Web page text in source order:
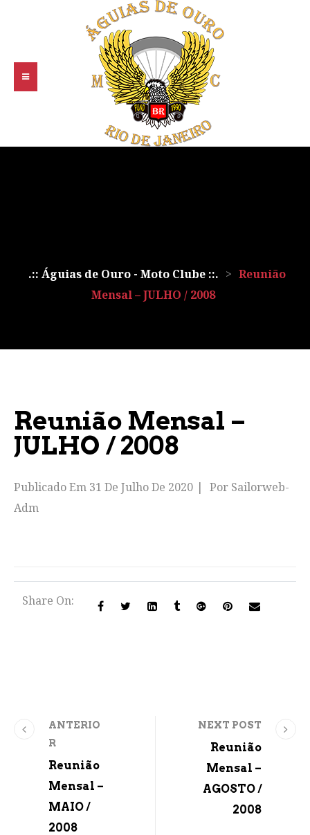
.:: Águias de Ouro - Moto Clube ::. > Reunião
Mensal – JULHO / 2008
Reunião Mensal –
JULHO / 2008
Publicado Em 31 De Julho De 2020 Por Sailorweb-
Adm
Share On:
ANTERIO
R
Reunião
Mensal –
MAIO /
2008
NEXT POST
Reunião
Mensal –
AGOSTO /
2008